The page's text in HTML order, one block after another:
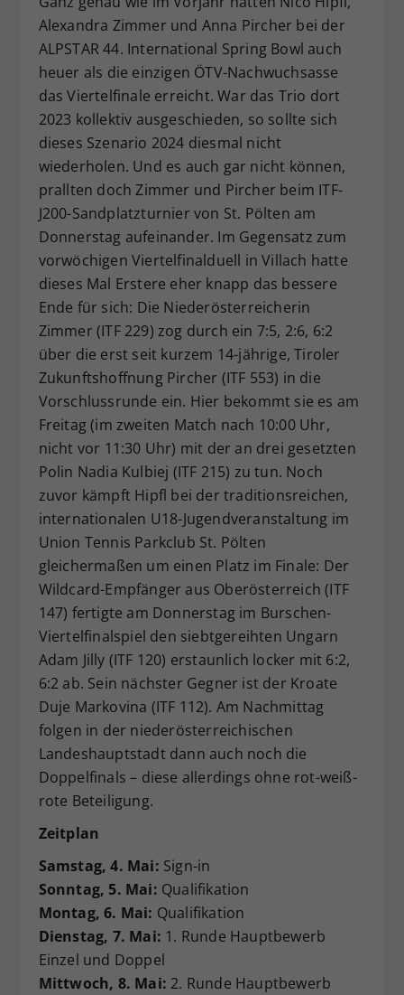
Alexandra Zimmer und Anna Pircher bei der
ALPSTAR 44. International Spring Bowl auch
heuer als die einzigen ÖTV-Nachwuchsasse
das Viertelfinale erreicht. War das Trio dort
2023 kollektiv ausgeschieden, so sollte sich
dieses Szenario 2024 diesmal nicht
wiederholen. Und es auch gar nicht können,
prallten doch Zimmer und Pircher beim ITF-
J200-Sandplatzturnier von St. Pölten am
Donnerstag aufeinander. Im Gegensatz zum
vorwöchigen Viertelfinalduell in Villach hatte
dieses Mal Erstere eher knapp das bessere
Ende für sich: Die Niederösterreicherin
Zimmer (ITF 229) zog durch ein 7:5, 2:6, 6:2
über die erst seit kurzem 14-jährige, Tiroler
Zukunftshoffnung Pircher (ITF 553) in die
Vorschlussrunde ein. Hier bekommt sie es am
Freitag (im zweiten Match nach 10:00 Uhr,
nicht vor 11:30 Uhr) mit der an drei gesetzten
Polin Nadia Kulbiej (ITF 215) zu tun. Noch
zuvor kämpft Hipfl bei der traditionsreichen,
internationalen U18-Jugendveranstaltung im
Union Tennis Parkclub St. Pölten
gleichermaßen um einen Platz im Finale: Der
Wildcard-Empfänger aus Oberösterreich (ITF
147) fertigte am Donnerstag im Burschen-
Viertelfinalspiel den siebtgereihten Ungarn
Adam Jilly (ITF 120) erstaunlich locker mit 6:2,
6:2 ab. Sein nächster Gegner ist der Kroate
Duje Markovina (ITF 112). Am Nachmittag
folgen in der niederösterreichischen
Landeshauptstadt dann auch noch die
Doppelfinals – diese allerdings ohne rot-weiß-
rote Beteiligung.
Zeitplan
Samstag, 4. Mai: Sign-in
Sonntag, 5. Mai: Qualifikation
Montag, 6. Mai: Qualifikation
Dienstag, 7. Mai: 1. Runde Hauptbewerb
Einzel und Doppel
Mittwoch, 8. Mai: 2. Runde Hauptbewerb
Zweck
Dieser Wert speichert Ihre Consent-
Einstellungen. Unter anderem eine
zufällig generierte ID, für die
historische Speicherung Ihrer
vorgenommen Einstellungen, falls der
Webseiten-Betreiber dies eingestellt
hat.